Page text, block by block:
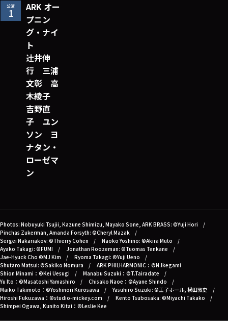
公演
1
ARK オー
プニン
グ・ナイ
ト
辻󠄀井伸
行 三浦
文彰 高
木綾子
吉野直
子 ユン
ソン ヨ
ナタン・
ローゼマ
ン
Photos: Nobuyuki Tsujii, Kazune Shimizu, Mayako Sone, ARK BRASS: ©Yuji Hori
Pinchas Zukerman, Amanda Forsyth: ©Cheryl Mazak
Sergei Nakariakov: ©Thierry Cohen
Naoko Yoshino: ©Akira Muto
Ayako Takagi: ©FUMI
Jonathan Roozeman: ©Tuomas Tenkane
Jae-Hyuck Cho ©MJ Kim
Ryoma Takagi: ©Yuji Ueno
Shutaro Matsui: ©Sakiko Nomura
ARK PHILHARMONIC：©N.Ikegami
Shion Minami：©Kei Uesugi
Manabu Suzuki：©T.Tairadate
Yu Ito：©Masatoshi Yamashiro
Chisako Naoe：©Ayane Shindo
Maiko Takimoto：©Yoshinori Kurosawa
Yasuhiro Suzuki: ©王子ホール, 横田敦史
Hiroshi Fukuzawa：©studio-mickey.com
Kento Tsubosaka: ©Miyachi Takako
Shimpei Ogawa, Kunito Kitai：©Leslie Kee